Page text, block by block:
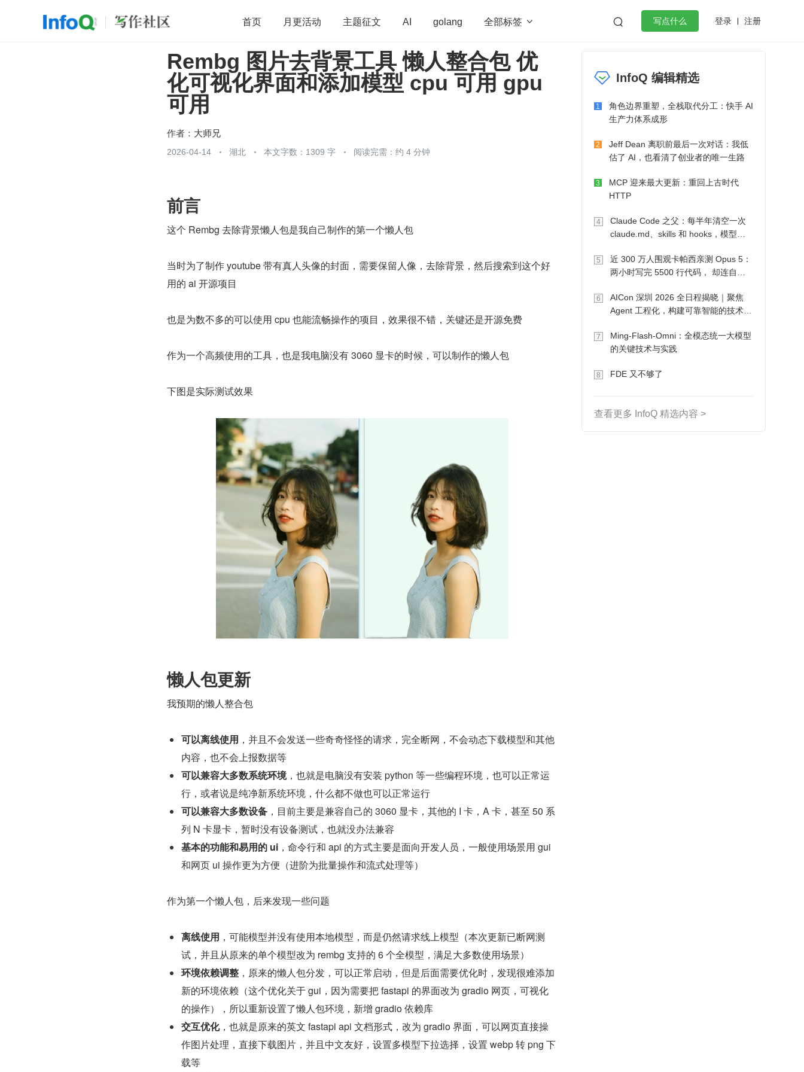
首页 月更活动 主题征文 AI golang 全部标签   写点什么 登录 注册
开源 架构 OpenHarmony 算法 学习方法 Web3.0 高效工作
团队管理 程序员 运维 深度思考 低代码 redis golang 微服务架构 flutter
Rembg 图片去背景工具 懒人整合包 优
化可视化界面和添加模型 cpu 可用 gpu
可用
作者： 大师兄
2026-04-14 湖北 本文字数：1309 字 阅读完需：约 4 分钟
前言
这个 Rembg 去除背景懒人包是我自己制作的第一个懒人包
当时为了制作 youtube 带有真人头像的封面，需要保留人像，去除背景，然后搜索到这个好
用的 ai 开源项目
也是为数不多的可以使用 cpu 也能流畅操作的项目，效果很不错，关键还是开源免费
作为一个高频使用的工具，也是我电脑没有 3060 显卡的时候，可以制作的懒人包
下图是实际测试效果
懒人包更新
我预期的懒人整合包
可以离线使用 ，并且不会发送一些奇奇怪怪的请求，完全断网，不会动态下载模型和其他
内容，也不会上报数据等
可以兼容大多数系统环境，也就是电脑没有安装 python 等一些编程环境，也可以正常运
行，或者说是纯净新系统环境，什么都不做也可以正常运行
可以兼容大多数设备 ，目前主要是兼容自己的 3060 显卡，其他的 I 卡，A 卡，甚至 50 系
列 N 卡显卡，暂时没有设备测试，也就没办法兼容
基本的功能和易用的 ui ，命令行和 api 的方式主要是面向开发人员，一般使用场景用 gui
和网页 ui 操作更为方便（进阶为批量操作和流式处理等）
作为第一个懒人包，后来发现一些问题
离线使用 ，可能模型并没有使用本地模型，而是仍然请求线上模型（本次更新已断网测
试，并且从原来的单个模型改为 rembg 支持的 6 个全模型，满足大多数使用场景）
环境依赖调整 ，原来的懒人包分发，可以正常启动，但是后面需要优化时，发现很难添加
新的环境依赖（这个优化关于 gui，因为需要把 fastapi 的界面改为 gradio 网页，可视化
的操作），所以重新设置了懒人包环境，新增 gradio 依赖库
交互优化，也就是原来的英文 fastapi api 文档形式，改为 gradio 界面，可以网页直接操
作图片处理，直接下载图片，并且中文友好，设置多模型下拉选择，设置 webp 转 png 下
载等
InfoQ 编辑精选
1
角色边界重塑，全栈取代分工：快手 AI
生产力体系成形
2
Jeff Dean 离职前最后一次对话：我低
估了 AI，也看清了创业者的唯一生路
3
MCP 迎来最大更新：重回上古时代
HTTP
4
Claude Code 之父：每半年清空一次
claude.md、skills 和 hooks，模型自
5
近 300 万人围观卡帕西亲测 Opus 5：
两小时写完 5500 行代码， 却连自己
6
AICon 深圳 2026 全日程揭晓｜聚焦
Agent 工程化，构建可靠智能的技术路
7
Ming-Flash-Omni：全模态统一大模型
的关键技术与实践
8 FDE 又不够了
查看更多 InfoQ 精选内容 >